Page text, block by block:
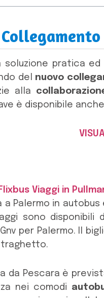
soluzione pratica
del nuovo
alla
è disponibile
a Palermo in autobus
sono
per Palermo. Il
traghetto.
da Pescara è
nei comodi